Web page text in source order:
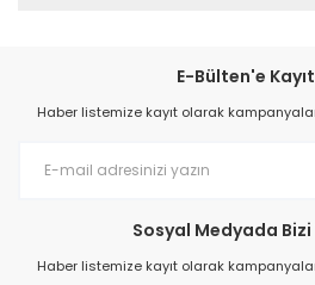
E-Bülten'e
Haber listemize kayıt olarak
Sosyal Medyada Bizi
Haber listemize kayıt olarak